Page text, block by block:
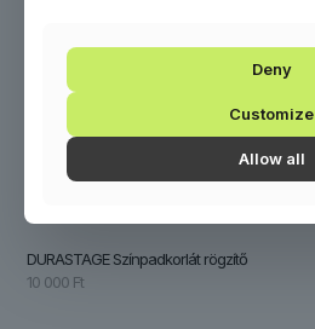
DURASTAGE Színpadkorlát rögzítő
10 000 Ft
Deny
Customize
Allow all